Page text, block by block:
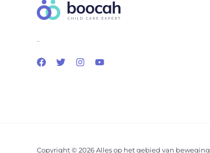
..
Copyright © 2026 Alles op het gebied van beweging